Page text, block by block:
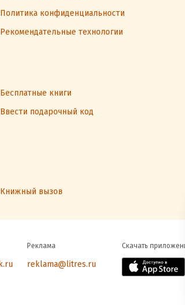
Политика конфиденциальности
Рекомендательные технологии
Бесплатные книги
Ввести подарочный код
Книжный вызов
Реклама
reklama@litres.ru
Скачать